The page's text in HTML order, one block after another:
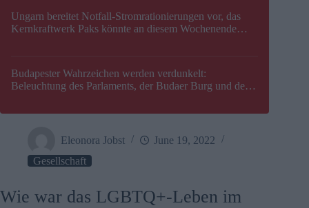
Ungarn bereitet Notfall-Stromrationierungen vor, das
Kernkraftwerk Paks könnte an diesem Wochenende
Budapester Wahrzeichen werden verdunkelt:
Beleuchtung des Parlaments, der Budaer Burg und der
Eleonora Jobst
June 19, 2022
Gesellschaft
Wie war das LGBTQ+-Leben im